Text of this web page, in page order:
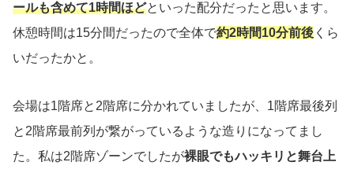
ールも含めて1時間ほどといった配分だったと思います。
休憩時間は15分間だったので全体で約2時間10分前後 くら
いだったかと。
会場は1階席と2階席に分かれていましたが、1階席最後列
と2階席最前列が繋がっているような造りになってまし
た。私は2階席ゾーンでしたが裸眼でもハッキリと舞台上